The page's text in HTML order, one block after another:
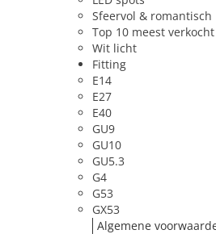
Sfeervol & romantisch
Top 10 meest verkocht
Wit licht
Fitting
E14
E27
E40
GU9
GU10
GU5.3
G4
G53
GX53
Algemene